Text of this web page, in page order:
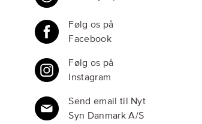
Følg os på
Facebook
Følg os på
Instagram
Send email til Nyt
Syn Danmark A/S